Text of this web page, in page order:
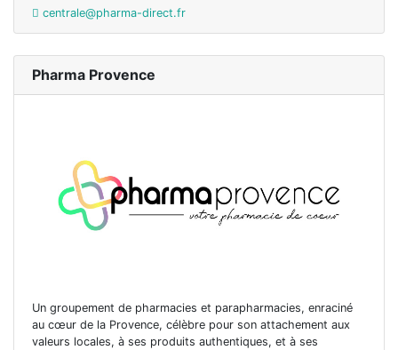
centrale@pharma-direct.fr
Pharma Provence
Un groupement de pharmacies et parapharmacies, enraciné
au cœur de la Provence, célèbre pour son attachement aux
valeurs locales, à ses produits authentiques, et à ses